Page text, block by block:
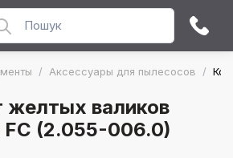
/ Аксессуары для пылесосов /
желтых валиков
FC (2.055-006.0)